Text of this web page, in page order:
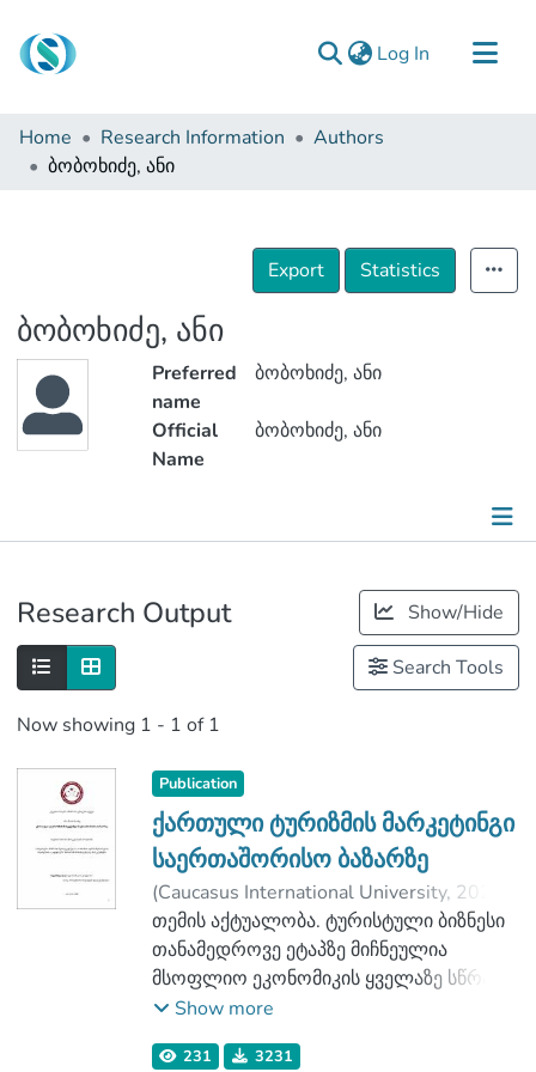
Log In (current)
Communities & Collections
Browse
Home Research Information
Authors
ბობოხიძე, ანი
Export Statistics
ბობოხიძე, ანი
Preferred
name
ბობოხიძე, ანი
Official
Name
ბობოხიძე, ანი
Research Output Show/Hide
Search Tools
Now showing 1 - 1 of 1
Publication
ქართული ტურიზმის მარკეტინგი
საერთაშორისო ბაზარზე
(Caucasus International University, 2020
ბობოხიძე, ანი
;
დალაქიშვილი, რუსუდან
;
Faculty of Business
;
Caucasus International University
თემის აქტუალობა. ტურისტული ბიზნესი
თანამედროვე ეტაპზე მიჩნეულია
მსოფლიო ეკონომიკის ყველაზე სწრაფ
განვითარებად დარგად. კერძოდ, იგი
დარგის რიცხვში ნავთობპროდუქტებისა
Show more
231 3231